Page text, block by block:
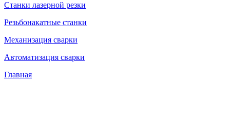
Станки лазерной резки
Резьбонакатные станки
Механизация сварки
Автоматизация сварки
Главная